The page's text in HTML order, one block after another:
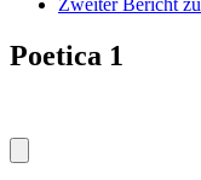
Poetica 1